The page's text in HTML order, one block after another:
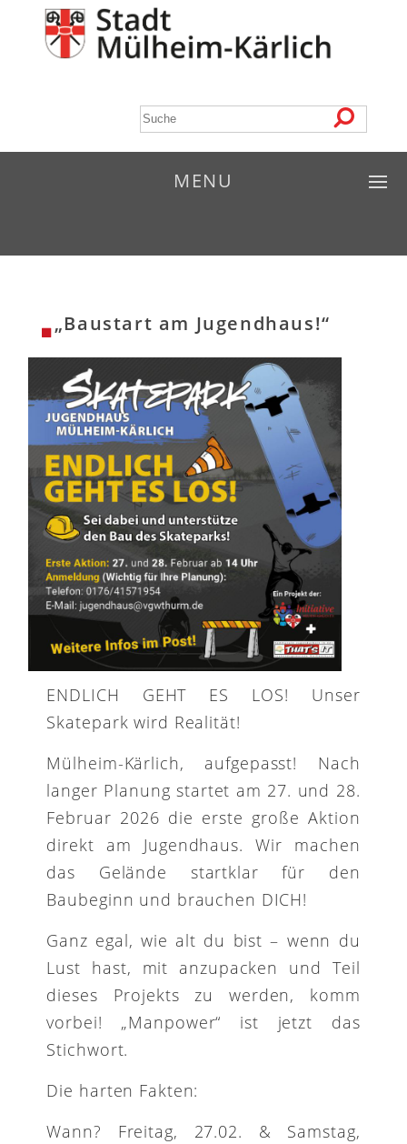
MENU
„Baustart am Jugendhaus!“
ENDLICH GEHT ES LOS! Unser
Skatepark wird Realität!
Mülheim-Kärlich, aufgepasst! Nach
langer Planung startet am 27. und 28.
Februar 2026 die erste große Aktion
direkt am Jugendhaus. Wir machen
das Gelände startklar für den
Baubeginn und brauchen DICH!
Ganz egal, wie alt du bist – wenn du
Lust hast, mit anzupacken und Teil
dieses Projekts zu werden, komm
vorbei! „Manpower“ ist jetzt das
Stichwort.
Die harten Fakten:
Wann? Freitag, 27.02. & Samstag,